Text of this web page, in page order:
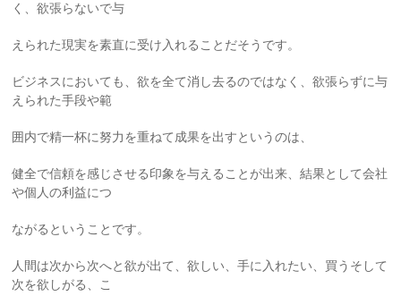
く、欲張らないで与
えられた現実を素直に受け入れることだそうです。
ビジネスにおいても、欲を全て消し去るのではなく、欲張らずに与
えられた手段や範
囲内で精一杯に努力を重ねて成果を出すというのは、
健全で信頼を感じさせる印象を与えることが出来、結果として会社
や個人の利益につ
ながるということです。
人間は次から次へと欲が出て、欲しい、手に入れたい、買うそして
次を欲しがる、こ